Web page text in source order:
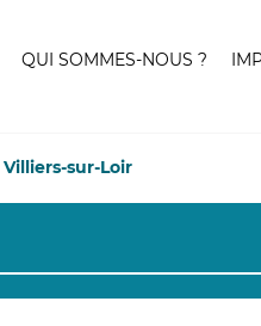
QUI SOMMES-NOUS ?
Villiers-sur-Loir